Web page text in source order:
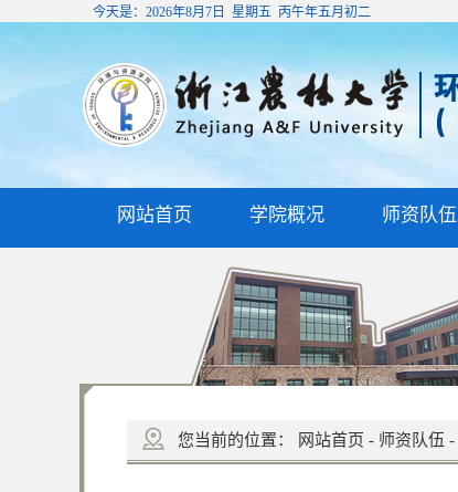
今天是： 2026年8月7日 星期五 丙午年五月初二
网站首页 学院概况 师资队伍
您当前的位置： 网站首页 - 师资队伍 -